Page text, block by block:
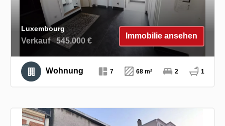
Luxembourg
Verkauf 545.000 €
Immobilie ansehen
Wohnung 7 68 m² 2 1